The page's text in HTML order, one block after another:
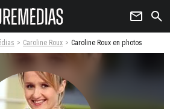
newsletter search
Caroline Roux Caroline Roux en photos